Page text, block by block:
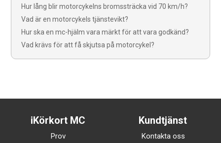
Hur lång blir motorcykelns bromssträcka vid 70 km/h?
Vad är en motorcykels tjänstevikt?
Hur ska en mc-hjälm vara märkt för att vara godkänd?
Vad krävs för att få skjutsa på motorcykel?
iKörkort MC
Prov
Kundtjänst
Kontakta oss